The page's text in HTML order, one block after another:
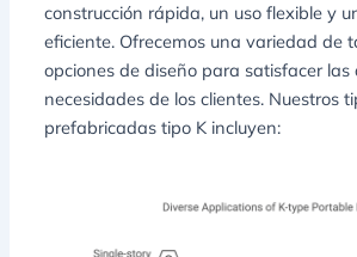
construcción rápida, un uso flexible y
eficiente. Ofrecemos una variedad de
opciones de diseño para satisfacer las
necesidades de los clientes. Nuestros
prefabricadas tipo K incluyen: